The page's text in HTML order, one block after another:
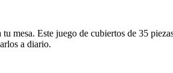
mesa. Este juego de cubiertos de 35
a diario.